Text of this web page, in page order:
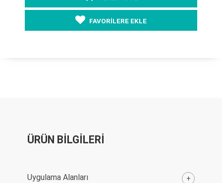
FAVORİLERE EKLE
ÜRÜN BİLGİLERİ
Uygulama Alanları +